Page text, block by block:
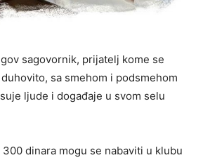
sagovornik, prijatelj kome se
sa smehom i podsmehom
ljude i događaje u svom selu
dinara mogu se nabaviti u klubu